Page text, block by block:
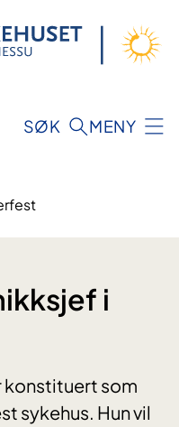
SØK MENY
i
konstituert som
sykehus. Hun vil